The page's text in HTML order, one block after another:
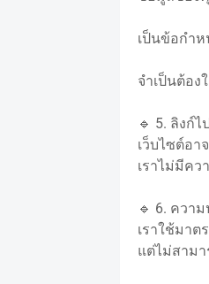
เป็นข้อกำ
จำเป็นต้อง
🔹 5. ลิงก์ไ
เว็บไซต์อา
เราไม่มีค
🔹 6. ควา
เราใช้มา
แต่ไม่สามา